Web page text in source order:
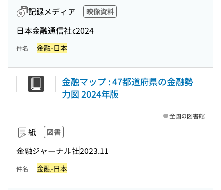
記録メディア 映像資料
日本金融通信社c2024
件名 金融-日本
金融マップ : 47都道府県の金融勢
力図 2024年版
紙 図書
金融ジャーナル社2023.11
全国の図書館
件名 金融-日本